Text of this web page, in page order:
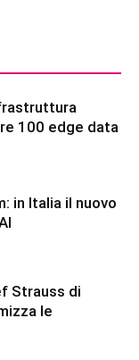
100 edge data
in Italia il nuovo
Strauss di
le